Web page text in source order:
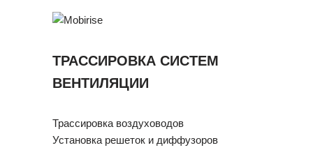
ТРАССИРОВКА СИСТЕМ
ВЕНТИЛЯЦИИ
Трассировка воздуховодов
Установка решеток и диффузоров